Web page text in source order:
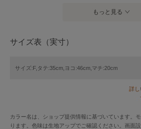
ナイキ(Nike, Inc.)は、アメリカ合衆国
うブランド。設立は1968年。由来は、
(Nike)」から。イノベーションを意識
り、世界のトップを走るスポーツ&フ
ある。
もっと見る
サイズ表（実寸）
サイズ:F,タテ:35cm,ヨコ:46cm,マチ:20cm
詳し
カラー名は、ショップ提供情報に基づいています。
ります。色味は生地アップでご確認ください。画面